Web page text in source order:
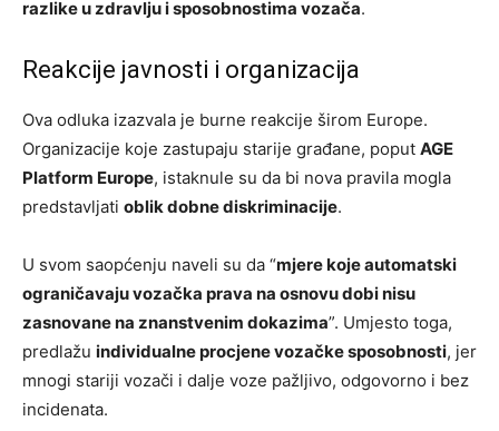
razlike u zdravlju i sposobnostima vozača.
Reakcije javnosti i organizacija
Ova odluka izazvala je burne reakcije širom Europe.
Organizacije koje zastupaju starije građane, poput AGE
Platform Europe, istaknule su da bi nova pravila mogla
predstavljati oblik dobne diskriminacije.
U svom saopćenju naveli su da “mjere koje automatski
ograničavaju vozačka prava na osnovu dobi nisu
zasnovane na znanstvenim dokazima”. Umjesto toga,
predlažu individualne procjene vozačke sposobnosti, jer
mnogi stariji vozači i dalje voze pažljivo, odgovorno i bez
incidenata.